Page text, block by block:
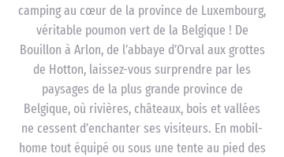
camping au cœur de la province de Luxembourg,
véritable poumon vert de la Belgique ! De
Bouillon à Arlon, de l’abbaye d’Orval aux grottes
de Hotton, laissez-vous surprendre par les
paysages de la plus grande province de
Belgique, où rivières, châteaux, bois et vallées
ne cessent d’enchanter ses visiteurs. En mobil-
home tout équipé ou sous une tente au pied des